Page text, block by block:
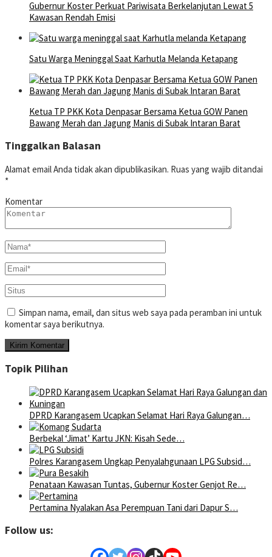
Gubernur Koster Perkuat Pariwisata Berkelanjutan Lewat 5
Kawasan Rendah Emisi
Satu Warga Meninggal Saat Karhutla Melanda Ketapang
Ketua TP PKK Kota Denpasar Bersama Ketua GOW Panen
Bawang Merah dan Jagung Manis di Subak Intaran Barat
Tinggalkan Balasan
Alamat email Anda tidak akan dipublikasikan. Ruas yang wajib ditandai
*
Komentar
Simpan nama, email, dan situs web saya pada peramban ini untuk
komentar saya berikutnya.
Topik Pilihan
DPRD Karangasem Ucapkan Selamat Hari Raya Galungan…
Berbekal ‘Jimat’ Kartu JKN: Kisah Sede…
Polres Karangasem Ungkap Penyalahgunaan LPG Subsid…
Penataan Kawasan Tuntas, Gubernur Koster Genjot Re…
Pertamina Nyalakan Asa Perempuan Tani dari Dapur S…
Follow us: